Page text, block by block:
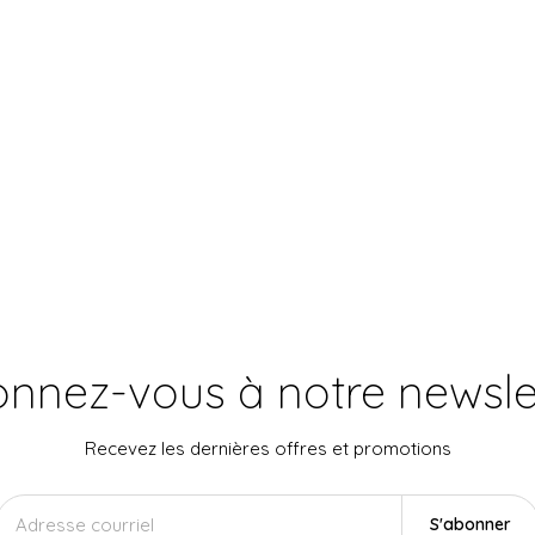
vous à notre
Recevez les dernières offres et promotions
S'abonner